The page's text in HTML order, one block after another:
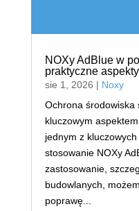
NOXy AdBlue w
praktyczne aspekty
sie 1, 2026 | Noxy
Ochrona środowiska
kluczowym
jednym z
stosowanie NOXy
zastosowanie,
budowlanych,
poprawę...